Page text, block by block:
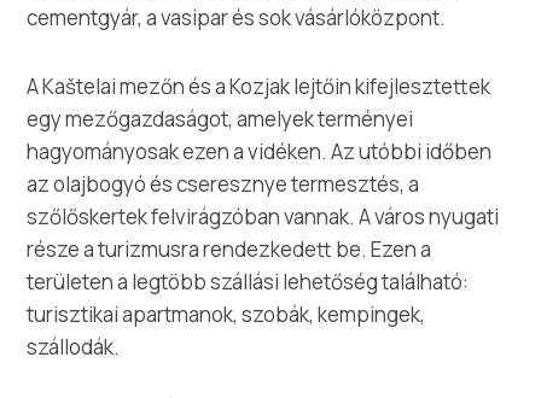
Safe in Dalmatia
hu
+385 21 227 933
info@kastela-info.hr
Villa Nika, Kamberovo šetalište 30,
cementgyár, a vasipar és sok vásárlóközpont.
A Kaštelai mezőn és a Kozjak lejtőin kifejlesztettek
egy mezőgazdaságot, amelyek terményei
hagyományosak ezen a vidéken. Az utóbbi időben
az olajbogyó és cseresznye termesztés, a
szőlőskertek felvirágzóban vannak. A város nyugati
része a turizmusra rendezkedett be. Ezen a
területen a legtöbb szállási lehetőség található:
turisztikai apartmanok, szobák, kempingek,
szállodák.